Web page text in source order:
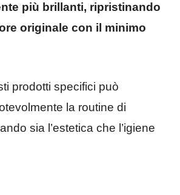
più brillanti, ripristinando
originale con il minimo
prodotti specifici può
la routine di
sia l’estetica che l’igiene